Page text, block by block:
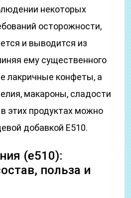
некоторых
осторожности,
и выводится из
ему существенного
лакричные конфеты, а
макароны, сладости
этих продуктах можно
добавкой Е510.
(е510):
польза и